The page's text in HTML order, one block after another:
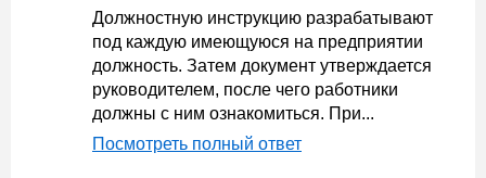
Должностную инструкцию разрабатывают
под каждую имеющуюся на предприятии
должность. Затем документ утверждается
руководителем, после чего работники
должны с ним ознакомиться. При...
Посмотреть полный ответ